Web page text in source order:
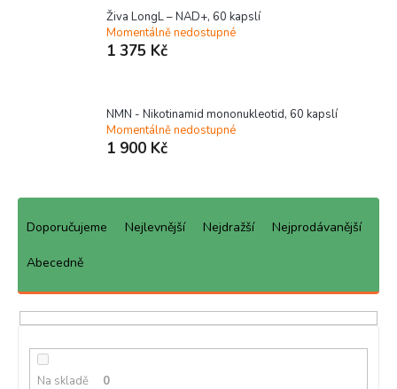
Živa LongL – NAD+, 60 kapslí
Momentálně nedostupné
1 375 Kč
NMN - Nikotinamid mononukleotid, 60 kapslí
Momentálně nedostupné
1 900 Kč
Ř
p
Doporučujeme Nejlevnější Nejdražší Nejprodávanější
Abecedně
Na skladě 0